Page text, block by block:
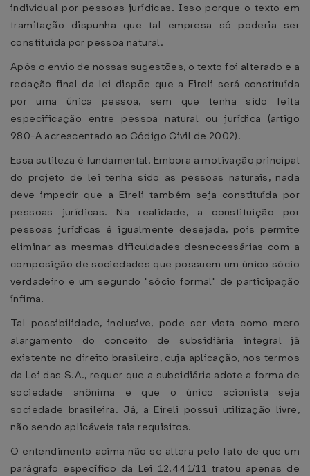
individual por pessoas jurídicas. Isso porque o texto em
tramitação dispunha que tal empresa só poderia ser
constituída por pessoa natural.
Após o envio de nossas sugestões, o texto foi alterado e a
redação final da lei dispõe que a Eireli será constituída
por uma única pessoa, sem que tenha sido feita
especificação entre pessoa natural ou jurídica (artigo
980-A acrescentado ao Código Civil de 2002).
Essa sutileza é fundamental. Embora a motivação principal
do projeto de lei tenha sido as pessoas naturais, nada
deve impedir que a Eireli também seja constituída por
pessoas jurídicas. Na realidade, a constituição por
pessoas jurídicas é igualmente desejada, pois permite
eliminar as mesmas dificuldades desnecessárias com a
composição de sociedades que possuem um único sócio
verdadeiro e um segundo "sócio formal" de participação
ínfima.
Tal possibilidade, inclusive, pode ser vista como mero
alargamento do conceito de subsidiária integral já
existente no direito brasileiro, cuja aplicação, nos termos
da Lei das S.A., requer que a subsidiária adote a forma de
sociedade anônima e que o único acionista seja
sociedade brasileira. Já, a Eireli possui utilização livre,
não sendo aplicáveis tais requisitos.
O entendimento acima não se altera pelo fato de que um
parágrafo específico da Lei 12.441/11 tratou apenas de